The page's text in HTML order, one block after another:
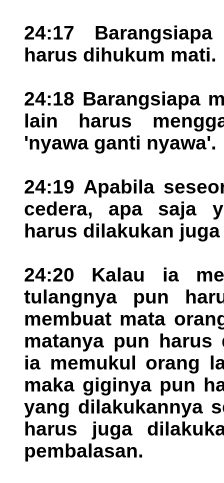
24:17
harus dihukum mati.
24:18 Barangsiapa
lain harus
'nyawa ganti nyawa'.
24:19 Apabila
cedera, apa saja
harus dilakukan
24:20 Kalau ia
tulangnya pun
membuat mata
matanya pun harus
ia memukul orang
maka giginya pun
yang dilakukannya
harus juga
pembalasan.